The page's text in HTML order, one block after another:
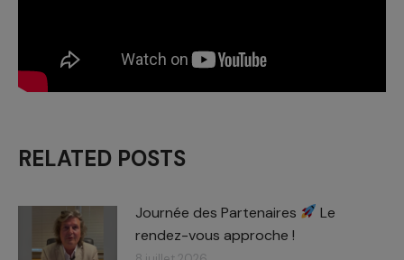
RELATED POSTS
Journée des Partenaires
Le
rendez-vous approche !